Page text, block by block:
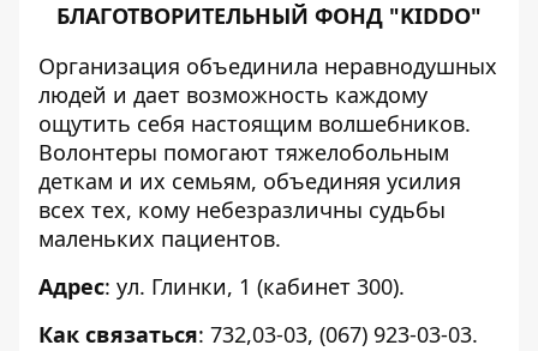
БЛАГОТВОРИТЕЛЬНЫЙ ФОНД "KIDDO"
Организация объединила неравнодушных
людей и дает возможность каждому
ощутить себя настоящим волшебников.
Волонтеры помогают тяжелобольным
деткам и их семьям, объединяя усилия
всех тех, кому небезразличны судьбы
маленьких пациентов.
Адрес: ул. Глинки, 1 (кабинет 300).
Как связаться: 732,03-03, (067) 923-03-03.